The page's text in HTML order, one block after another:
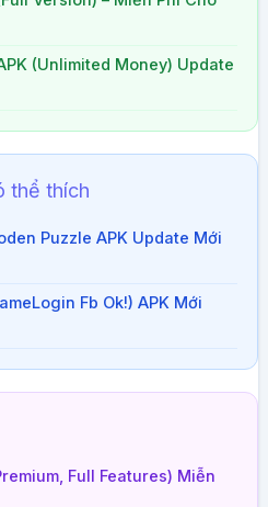
(Unlimited Money) Update
thể thích
Puzzle APK Update Mới
Fb Ok!) APK Mới
Full Features) Miễn